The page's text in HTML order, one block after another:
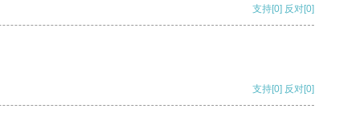
支持[0] 反对[0]
支持[0] 反对[0]